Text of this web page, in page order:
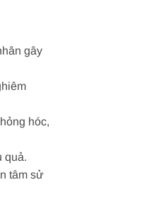
gây
hóc,
quả.
tâm sử